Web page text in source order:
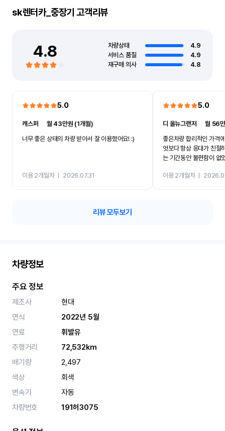
sk렌터카_중장기 고객리뷰
4.8 차량상태
4.9
서비스 품질
4.9
재구매 의사
4.8
5.0
캐스퍼
월 43만원 (1개월)
너무 좋은 상태의 차량 받아서 잘 이용했어요! :)
이용 2개월차ㅣ 2026.07.31
5.0
디 올뉴그랜저 ㅣ월 56
좋은차량 합리적인 가격
엇보다 항상 응대가 친절
는 기간동안 불편함이 없
카 렌트 고민없이 강추합
이용 2개월차ㅣ
리뷰 모두보기
차량정보
주요 정보
제조사
현대
연식
2022년 5월
연료
휘발유
주행거리
72,532km
배기량
2,497
색상
회색
변속기
자동
차량번호
191허3075